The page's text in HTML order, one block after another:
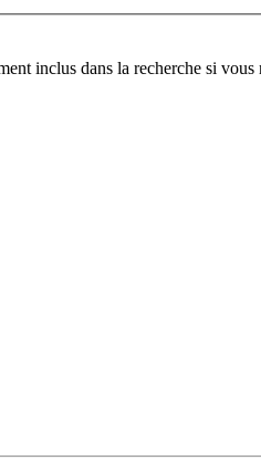
inclus dans la recherche si vous